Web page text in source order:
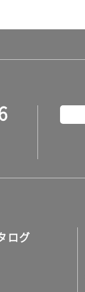
ログ